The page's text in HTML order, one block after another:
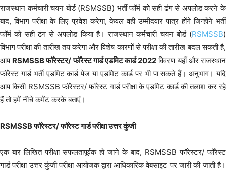
राजस्थान कर्मचारी चयन बोर्ड (RSMSSB) भर्ती फॉर्म को सही ढंग से अपलोड करने के
बाद, विभाग परीक्षा के लिए प्रवेश करेगा, केवल वही उम्मीदवार पात्र होंगे जिन्होंने भर्ती
फॉर्म को सही ढंग से अपलोड किया है। राजस्थान कर्मचारी चयन बोर्ड (RSMSSB)
विभाग परीक्षा की तारीख तय करेगा और विशेष कारणों से परीक्षा की तारीख बदल सकती है,
आप RSMSSB फॉरेस्टर/ फॉरेस्ट गार्ड एडमिट कार्ड 2022विवरण यहाँ और राजस्थान
फॉरेस्ट गार्ड भर्ती एडमिट कार्ड पेज या एडमिट कार्ड पर भी पा सकते हैं। अनुभाग। यदि
आप किसी RSMSSB फॉरेस्टर/ फॉरेस्ट गार्ड परीक्षा के एडमिट कार्ड की तलाश कर रहे
हैं तो हमें नीचे कमेंट करके बताएं।
RSMSSB फॉरेस्टर/ फॉरेस्ट गार्ड परीक्षा उत्तर कुंजी
एक बार लिखित परीक्षा सफलतापूर्वक हो जाने के बाद, RSMSSB फॉरेस्टर/ फॉरेस्ट
गार्ड परीक्षा उत्तर कुंजी परीक्षा आयोजक द्वारा आधिकारिक वेबसाइट पर जारी की जाती है।